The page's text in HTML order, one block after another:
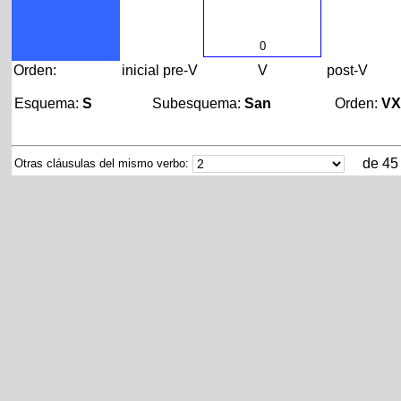
0
Orden: inicial pre-V V post-V
Esquema: S Subesquema:San Orden:
Otras cláusulas del mismo verbo: de 45